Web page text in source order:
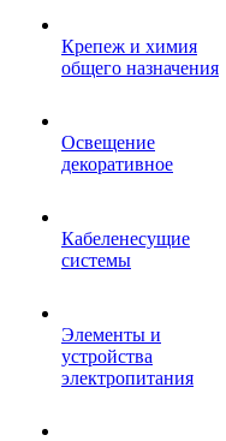
Крепеж и химия
общего назначения
Освещение
декоративное
Кабеленесущие
системы
Элементы и
устройства
электропитания